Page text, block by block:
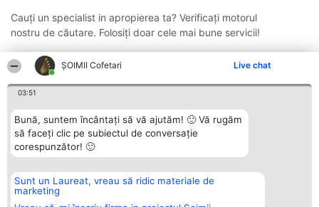
ȘOIMII Cofetari Live chat
03:51
Bună, suntem încântați să vă ajutăm! 🙂 Vă rugăm
să faceți clic pe subiectul de conversație
corespunzător! 🙂
Sunt un Laureat, vreau să ridic materiale de
marketing
Cauți un specialist in apropierea ta? Verificați motorul
nostru de căutare. Folosiți doar cele mai bune servicii!
Organizator Ranking
BRIGHT SOLUTIONS BR SRL
Aleea Timisul De Sus 2 Bl. A30
Plebiscyt
Lista Tuturor
Contact